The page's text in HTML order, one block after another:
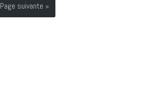
Page suivante »